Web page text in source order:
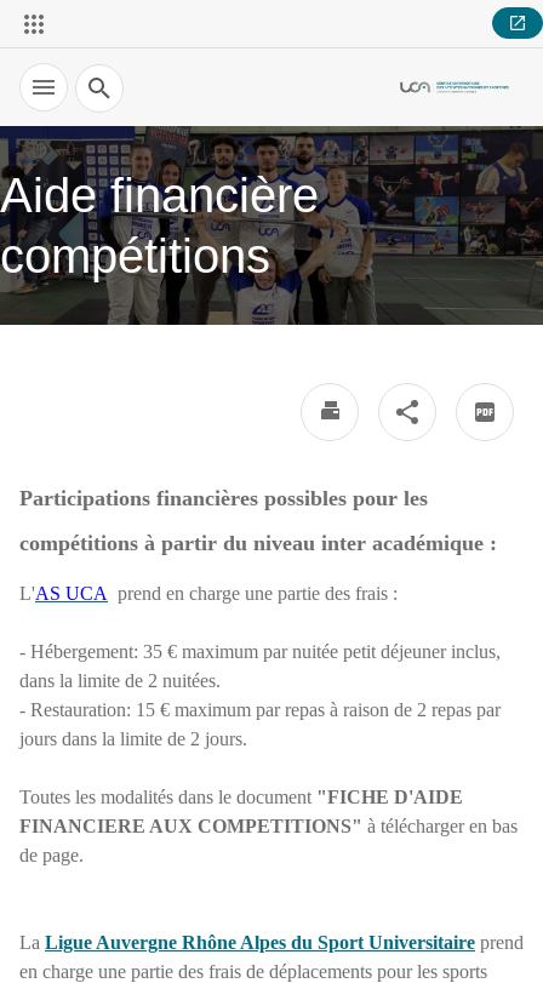
Recherche
Aide financière
compétitions
Participations financières possibles pour les
compétitions à partir du niveau inter académique :
L'AS UCA prend en charge une partie des frais :
- Hébergement: 35 € maximum par nuitée petit déjeuner inclus,
dans la limite de 2 nuitées.
- Restauration: 15 € maximum par repas à raison de 2 repas par
jours dans la limite de 2 jours.
Toutes les modalités dans le document "FICHE D'AIDE
FINANCIERE AUX COMPETITIONS" à télécharger en bas
de page.
La Ligue Auvergne Rhône Alpes du Sport Universitaire prend
en charge une partie des frais de déplacements pour les sports